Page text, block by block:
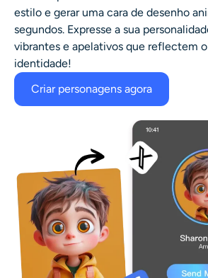
estilo e gerar uma cara de desenho
segundos. Expresse a sua
vibrantes e apelativos que reflectem
identidade!
Criar personagens agora